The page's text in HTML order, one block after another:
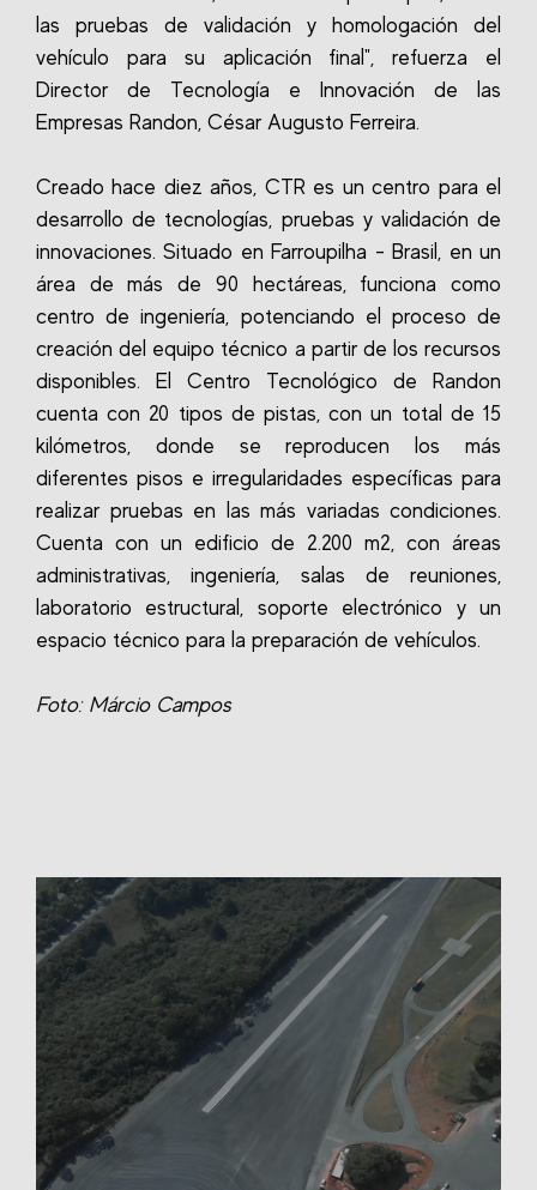
las pruebas de validación y homologación del
vehículo para su aplicación final", refuerza el
Director de Tecnología e Innovación de las
Empresas Randon, César Augusto Ferreira.
Creado hace diez años, CTR es un centro para el
desarrollo de tecnologías, pruebas y validación de
innovaciones. Situado en Farroupilha - Brasil, en un
área de más de 90 hectáreas, funciona como
centro de ingeniería, potenciando el proceso de
creación del equipo técnico a partir de los recursos
disponibles. El Centro Tecnológico de Randon
cuenta con 20 tipos de pistas, con un total de 15
kilómetros, donde se reproducen los más
diferentes pisos e irregularidades específicas para
realizar pruebas en las más variadas condiciones.
Cuenta con un edificio de 2.200 m2, con áreas
administrativas, ingeniería, salas de reuniones,
laboratorio estructural, soporte electrónico y un
espacio técnico para la preparación de vehículos.
Foto: Márcio Campos